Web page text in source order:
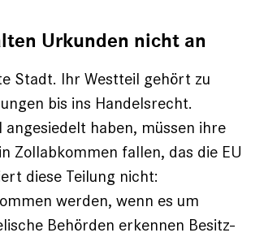
Urkunden nicht an
Stadt. Ihr Westteil gehört zu
bis ins Handelsrecht.
haben, müssen ihre
Zollabkommen fallen, das die EU
diese Teilung nicht:
werden, wenn es um
Behörden erkennen Besitz­